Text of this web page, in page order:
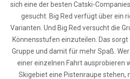
sich eine der besten Catski-
gesucht. Big Red verfügt über ein
Varianten. Und Big Red versucht die
Könnensstufen einzuteilen. Das
Gruppe und damit für mehr Spaß.
einer einzelnen Fahrt ausprobieren
Skigebiet eine Pistenraupe stehen,